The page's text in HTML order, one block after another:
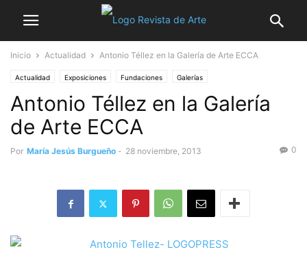
Inicio Actualidad Antonio Téllez en la Galería de Arte ECCA
Actualidad Exposiciones Fundaciones Galerías
Antonio Téllez en la Galería
de Arte ECCA
Por María Jesús Burgueño - 28 noviembre, 2013 0